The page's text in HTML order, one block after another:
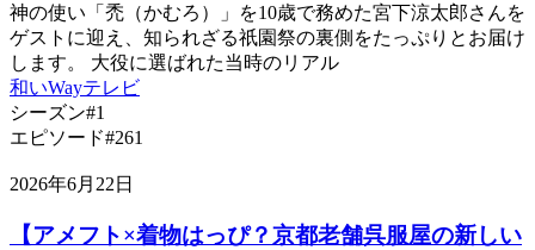
神の使い「禿（かむろ）」を10歳で務めた宮下涼太郎さんを
ゲストに迎え、知られざる祇園祭の裏側をたっぷりとお届け
します。 大役に選ばれた当時のリアル
和いWayテレビ
シーズン#1
エピソード#261
2026年6月22日
【アメフト×着物はっぴ？京都老舗呉服屋の新しい